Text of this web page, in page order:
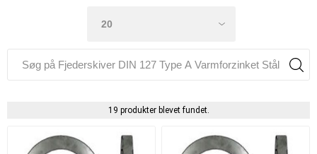
19 produkter blevet fundet.